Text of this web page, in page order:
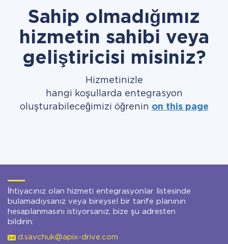
Sahip olmadığımız
hizmetin sahibi veya
geliştiricisi misiniz?
Hizmetinizle
hangi koşullarda entegrasyon
oluşturabileceğimizi öğrenin on this page
İhtiyacınız olan hizmeti entegrasyonlar listesinde
bulamadıysanız veya bireysel bir tarife planının
hesaplanmasını istiyorsanız, bize şu adresten
bildirin:
d.savchuk@apix-drive.com